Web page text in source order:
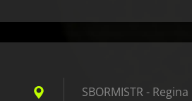
SBORMISTR -